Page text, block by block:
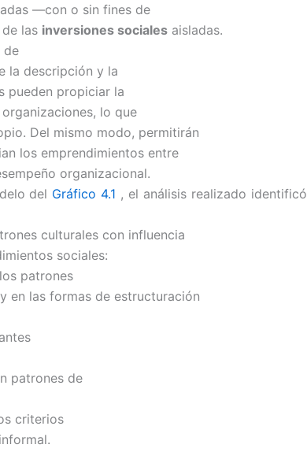
—con o sin fines de
las inversiones sociales aisladas.
de
la descripción y la
pueden propiciar la
lo que
Del mismo modo, permitirán
los emprendimientos entre
organizacional.
del Gráfico 4.1 , el análisis realizado identificó
culturales con influencia
sociales:
patrones
en las formas de estructuración
patrones de
criterios